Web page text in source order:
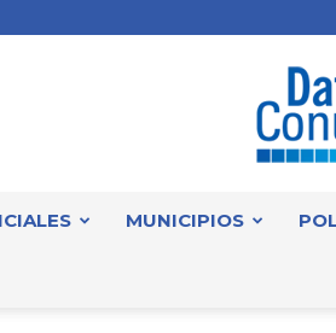
MUNICIPIOS